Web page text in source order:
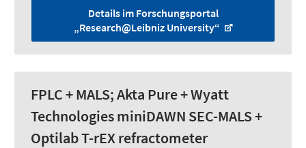
Details im Forschungsportal
„Research@Leibniz University“
FPLC + MALS; Akta Pure + Wyatt
Technologies miniDAWN SEC-MALS +
Optilab T-rEX refractometer